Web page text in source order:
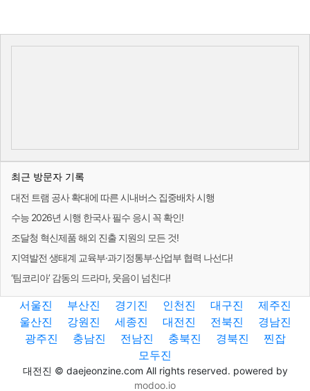
최근 방문자 기록
대전 트램 공사 확대에 따른 시내버스 집중배차 시행
수능 2026년 시행 한국사 필수 응시 꼭 확인!
조달청 혁신제품 해외 진출 지원의 모든 것!
지역발전 생태계 교육부·과기정통부·산업부 협력 나선다!
‘팀코리아’ 감동의 드라마, 웃음이 넘친다!
서울진 부산진 경기진 인천진 대구진
제주진
울산진
강원진 세종진 대전진 전북진
경남진
광주진
충남진 전남진 충북진 경북진
찐잡
모두진
대전진 © daejeonzine.com All rights reserved. powered by
modoo.io